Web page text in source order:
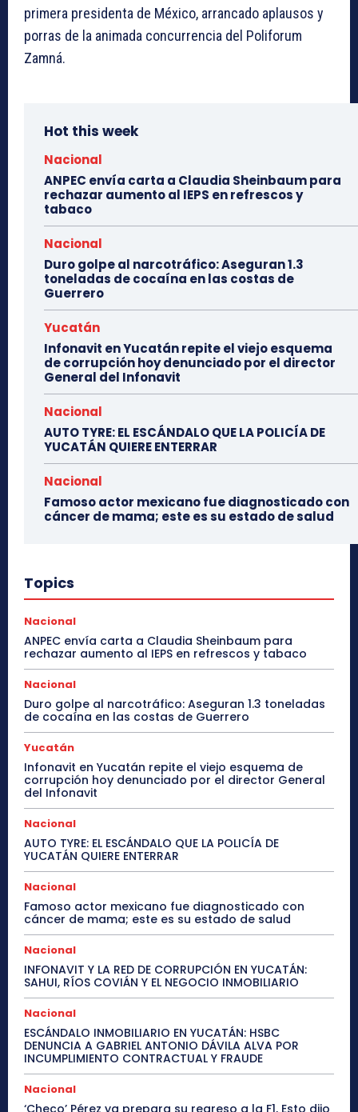
primera presidenta de México, arrancado aplausos y
porras de la animada concurrencia del Poliforum
Zamná.
Hot this week
Nacional
ANPEC envía carta a Claudia Sheinbaum para
rechazar aumento al IEPS en refrescos y
tabaco
Nacional
Duro golpe al narcotráfico: Aseguran 1.3
toneladas de cocaína en las costas de
Guerrero
Yucatán
Infonavit en Yucatán repite el viejo esquema
de corrupción hoy denunciado por el director
General del Infonavit
Nacional
AUTO TYRE: EL ESCÁNDALO QUE LA POLICÍA DE
YUCATÁN QUIERE ENTERRAR
Nacional
Famoso actor mexicano fue diagnosticado con
cáncer de mama; este es su estado de salud
Topics
Nacional
ANPEC envía carta a Claudia Sheinbaum para
rechazar aumento al IEPS en refrescos y tabaco
Nacional
Duro golpe al narcotráfico: Aseguran 1.3 toneladas
de cocaína en las costas de Guerrero
Yucatán
Infonavit en Yucatán repite el viejo esquema de
corrupción hoy denunciado por el director General
del Infonavit
Nacional
AUTO TYRE: EL ESCÁNDALO QUE LA POLICÍA DE
YUCATÁN QUIERE ENTERRAR
Nacional
Famoso actor mexicano fue diagnosticado con
cáncer de mama; este es su estado de salud
Nacional
INFONAVIT Y LA RED DE CORRUPCIÓN EN YUCATÁN:
SAHUI, RÍOS COVIÁN Y EL NEGOCIO INMOBILIARIO
Nacional
ESCÁNDALO INMOBILIARIO EN YUCATÁN: HSBC
DENUNCIA A GABRIEL ANTONIO DÁVILA ALVA POR
INCUMPLIMIENTO CONTRACTUAL Y FRAUDE
Nacional
‘Checo’ Pérez ya prepara su regreso a la F1, Esto dijo